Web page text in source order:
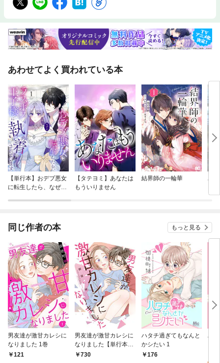
あわせてよく買われている本
【単行本】おデブ悪女
に転生したら、なぜか
【タテヨミ】あなたは
もういりません
結界師の一輪華
バ
今
同じ作者の本 もっと見る
男友達が激甘カレシに
なりました 1巻
121
男友達が激甘カレシに
なりました【単行本
版】 1巻
730
ハタチ過ぎてもなんと
かシたい 1
176
ハ